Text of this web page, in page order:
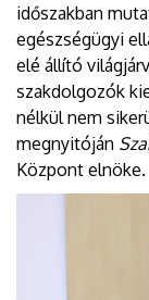
időszakban
egészségügyi
elé állító
szakdolgozók
nélkül nem
megnyitóján
Központ elnöke.